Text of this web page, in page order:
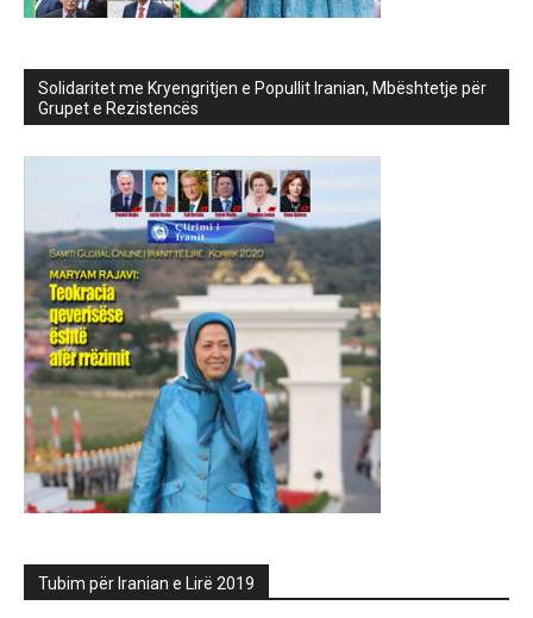
Solidaritet me Kryengritjen e Popullit Iranian, Mbështetje për
Grupet e Rezistencës
Tubim për Iranian e Lirë 2019